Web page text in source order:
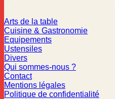
Arts de la table
Cuisine & Gastronomie
Equipements
Ustensiles
Divers
Qui sommes-nous ?
Contact
Mentions légales
Politique de confidentialité